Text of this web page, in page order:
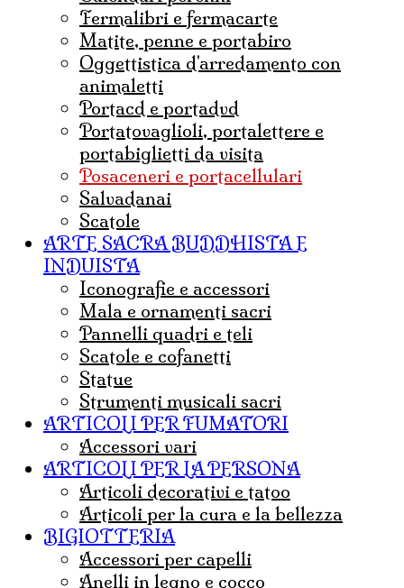
fermalibri e fermacarte
matite, penne e portabiro
oggettistica d'arredamento con
animaletti
portacd e portadvd
portatovaglioli, portalettere e
portabiglietti da visita
posaceneri e portacellulari
salvadanai
scatole
ARTE SACRA BUDDHISTA E
INDUISTA
iconografie e accessori
mala e ornamenti sacri
pannelli quadri e teli
Scatole e cofanetti
statue
strumenti musicali sacri
ARTICOLI PER FUMATORI
Accessori vari
ARTICOLI PER LA PERSONA
articoli decorativi e tatoo
articoli per la cura e la bellezza
BIGIOTTERIA
accessori per capelli
anelli in legno e cocco